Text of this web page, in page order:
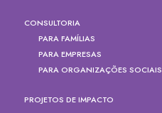
CONSULTORIA
PARA FAMÍLIAS
PARA EMPRESAS
PARA ORGANIZAÇÕES SOCIAIS
PROJETOS DE IMPACTO